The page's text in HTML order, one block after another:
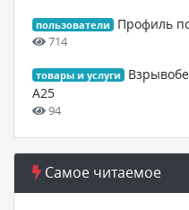
пользователи Профиль
714
товары и услуги
A25
94
Самое читаемое